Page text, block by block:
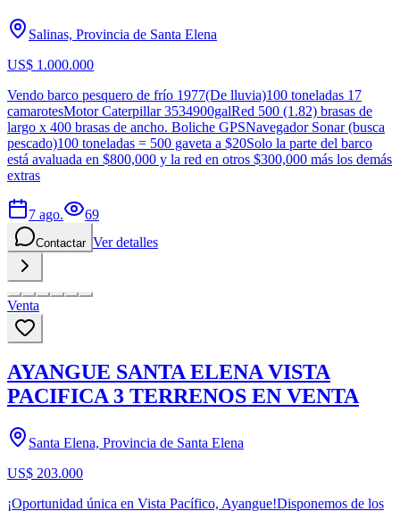
Salinas, Provincia de Santa Elena
US$ 1.000.000
Vendo barco pesquero de frío 1977(De lluvia)100 toneladas 17
camarotesMotor Caterpillar 3534900galRed 500 (1.82) brasas de
largo x 400 brasas de ancho. Boliche GPSNavegador Sonar (busca
pescado)100 toneladas = 500 gaveta a $20Solo la parte del barco
está avaluada en $800,000 y la red en otros $300,000 más los demás
extras
7 ago. 69
Contactar Ver detalles
Venta
AYANGUE SANTA ELENA VISTA
PACIFICA 3 TERRENOS EN VENTA
Santa Elena, Provincia de Santa Elena
US$ 203.000
¡Oportunidad única en Vista Pacífico, Ayangue!Disponemos de los